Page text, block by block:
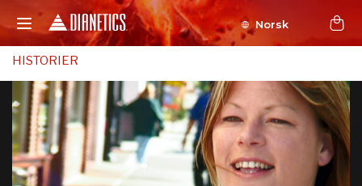
Norsk
HISTORIER